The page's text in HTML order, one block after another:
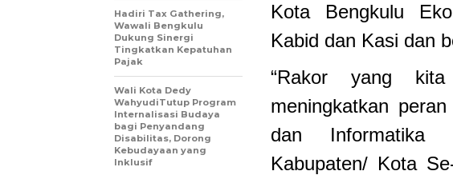
Kota Bengkulu
Kabid dan Kasi dan
“Rakor yang
meningkatkan
dan Informatika
Kabupaten/ Kota
Hadiri Tax Gathering,
Wawali Bengkulu
Dukung Sinergi
Tingkatkan Kepatuhan
Pajak
Wali Kota Dedy
WahyudiTutup Program
Internalisasi Budaya
bagi Penyandang
Disabilitas, Dorong
Kebudayaan yang
Inklusif